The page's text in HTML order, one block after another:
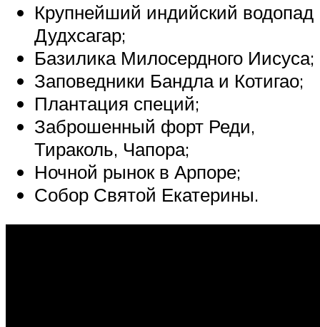
Крупнейший индийский водопад
Дудхсагар;
Базилика Милосердного Иисуса;
Заповедники Бандла и Котигао;
Плантация специй;
Заброшенный форт Реди,
Тираколь, Чапора;
Ночной рынок в Арпоре;
Собор Святой Екатерины.